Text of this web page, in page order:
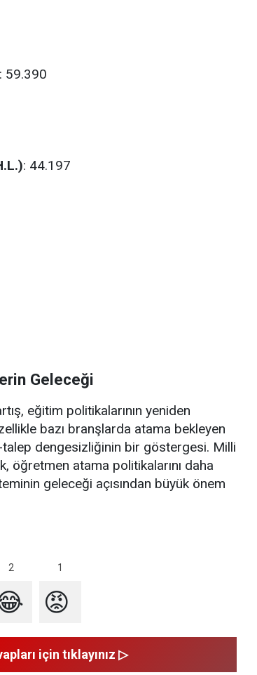
: 59.390
: 44.197
Geleceği
eğitim politikalarının yeniden
bazı branşlarda atama bekleyen
talep dengesizliğinin bir göstergesi. Milli
öğretmen atama politikalarını daha
geleceği açısından büyük önem
2 1
😡
için tıklayınız ▷